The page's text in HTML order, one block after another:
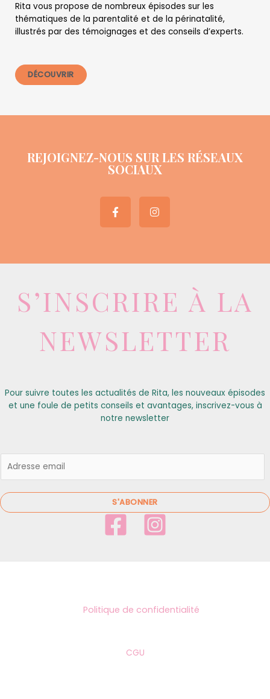
Rita vous propose de nombreux épisodes sur les
thématiques de la parentalité et de la périnatalité,
illustrés par des témoignages et des conseils d’experts.
DÉCOUVRIR
REJOIGNEZ-NOUS SUR LES RÉSEAUX
SOCIAUX
S’INSCRIRE À LA
NEWSLETTER
Pour suivre toutes les actualités de Rita, les nouveaux épisodes
et une foule de petits conseils et avantages, inscrivez-vous à
notre newsletter
m
i
l
S'ABONNER
Politique de confidentialité
CGU